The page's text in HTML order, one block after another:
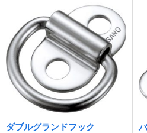
ダブルグランドフック